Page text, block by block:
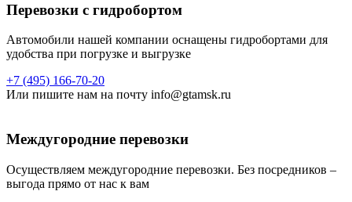
Перевозки с гидробортом
Автомобили нашей компании оснащены гидробортами для
удобства при погрузке и выгрузке
+7 (495) 166-70-20
Или пишите нам на почту info@gtamsk.ru
Междугородние перевозки
Осуществляем междугородние перевозки. Без посредников –
выгода прямо от нас к вам